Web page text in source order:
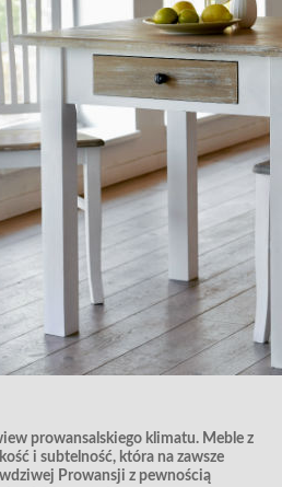
prowansalskiego klimatu. Meble z
i subtelność, która na zawsze
Prowansji z pewnością